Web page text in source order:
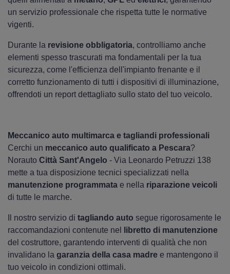
un servizio professionale che rispetta tutte le normative
vigenti.
Durante la revisione obbligatoria, controlliamo anche
elementi spesso trascurati ma fondamentali per la tua
sicurezza, come l'efficienza dell'impianto frenante e il
corretto funzionamento di tutti i dispositivi di illuminazione,
offrendoti un report dettagliato sullo stato del tuo veicolo.
Meccanico auto multimarca e tagliandi professionali
Cerchi un meccanico auto qualificato a Pescara?
Norauto Città Sant'Angelo - Via Leonardo Petruzzi 138
mette a tua disposizione tecnici specializzati nella
manutenzione programmata e nella riparazione veicoli
di tutte le marche.
Il nostro servizio di tagliando auto segue rigorosamente le
raccomandazioni contenute nel
libretto di manutenzione
del costruttore, garantendo interventi di qualità che non
invalidano la garanzia della casa madre e mantengono il
tuo veicolo in condizioni ottimali.